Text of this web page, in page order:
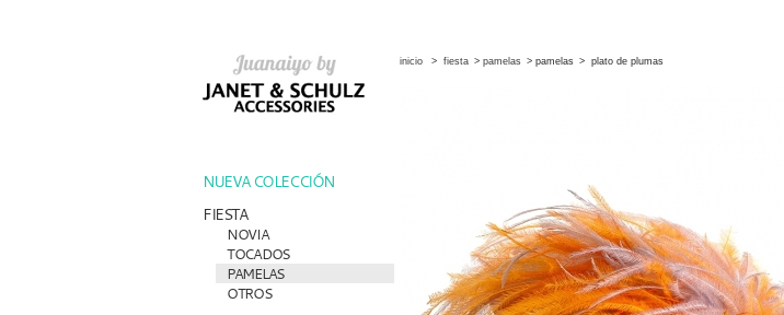
NUEVA COLECCIÓN
FIESTA
NOVIA
TOCADOS
PAMELAS
OTROS
inicio > fiesta > pamelas > pamelas > plato de plumas